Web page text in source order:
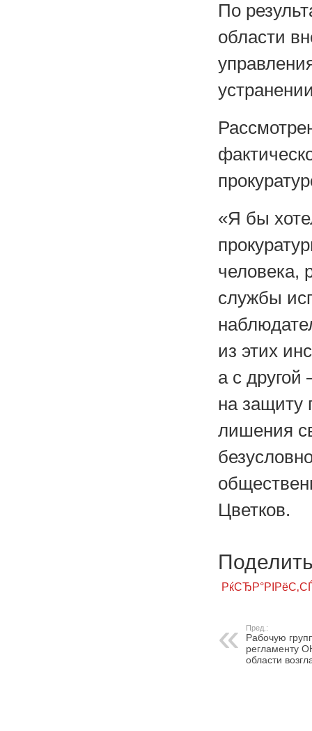
По
области
«Я бы
человека,
службы
из этих
а с другой
на защиту
лишения
Цветков.
Пред.:
Рабочую
регламенту
области